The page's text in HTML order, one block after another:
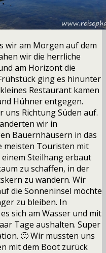
wir am Morgen auf dem
wir die herrliche
am Horizont die
ging es hinunter
Restaurant kamen
Hühner entgegen.
uns Richtung Süden auf.
wir in
Bauernhäusern in das
meisten Touristen mit
Steilhang erbaut
zu schaffen, in der
zu wandern. Wir
die Sonneninsel möchte
zu bleiben. In
sich am Wasser und mit
Tage aushalten. Super
🙂 Wir mussten uns
mit dem Boot zurück